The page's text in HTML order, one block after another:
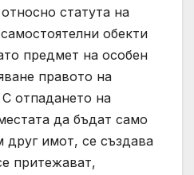
статута на
обекти
предмет на особен
правото на
отпадането на
да бъдат само
имот, се създава
притежават,